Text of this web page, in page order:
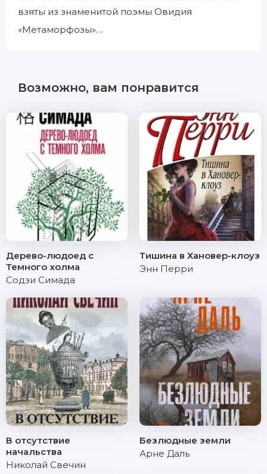
взяты из знаменитой поэмы Овидия
«Метаморфозы»…
Возможно, вам понравится
Дерево-людоед с
Темного холма
Содзи Симада
Тишина в Хановер-клоуз
Энн Перри
В отсутствие
начальства
Николай Свечин
Безлюдные земли
Арне Даль